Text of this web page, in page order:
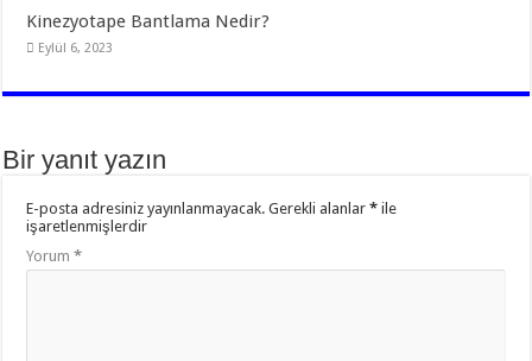
Kinezyotape Bantlama Nedir?
Eylül 6, 2023
Bir yanıt yazın
E-posta adresiniz yayınlanmayacak. Gerekli alanlar* ile
işaretlenmişlerdir
Yorum*